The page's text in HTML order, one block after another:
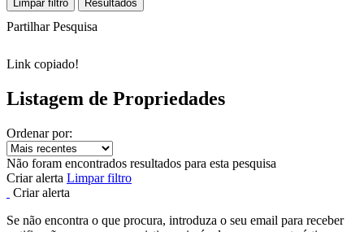
Limpar filtro Resultados
Partilhar Pesquisa
Link copiado!
Listagem de Propriedades
Ordenar por:
Não foram encontrados resultados para esta pesquisa
Criar alerta Limpar filtro
Criar alerta
Se não encontra o que procura, introduza o seu email para receber